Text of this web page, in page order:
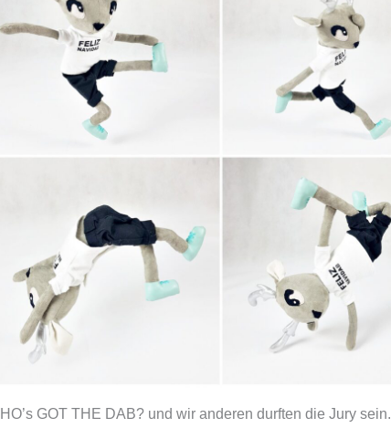
GOT THE DAB? und wir anderen durften die Jury sein.